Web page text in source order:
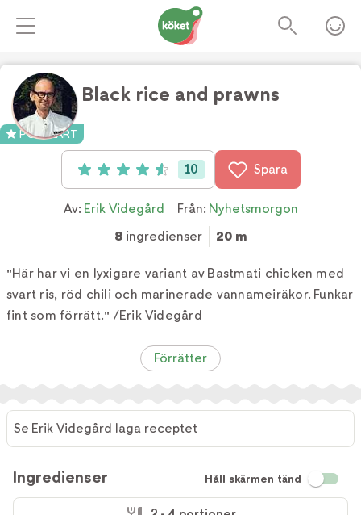
Black rice and prawns
POPULÄRT
Betyg: 4.6 av 5 (10 röster)
10 Spara
Av: Erik Videgård Från: Nyhetsmorgon
8 ingredienser 20 m
"Här har vi en lyxigare variant av Bastmati chicken med
svart ris, röd chili och marinerade vannameiräkor. Funkar
fint som förrätt." /Erik Videgård
Förrätter
Se Erik Videgård laga receptet
Ingredienser Håll skärmen tänd